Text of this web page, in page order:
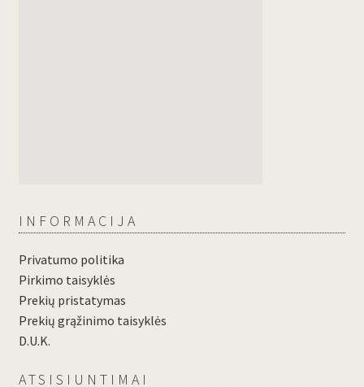
INFORMACIJA
Privatumo politika
Pirkimo taisyklės
Prekių pristatymas
Prekių grąžinimo taisyklės
D.U.K.
ATSISIUNTIMAI